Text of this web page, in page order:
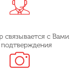
связывается с Вами